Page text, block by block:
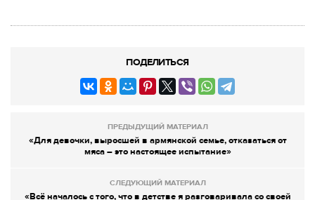
ПОДЕЛИТЬСЯ
ПРЕДЫДУЩИЙ МАТЕРИАЛ
«Для девочки, выросшей в армянской семье, отказаться от
мяса – это настоящее испытание»
СЛЕДУЮЩИЙ МАТЕРИАЛ
«Всё началось с того, что в детстве я разговаривала со своей